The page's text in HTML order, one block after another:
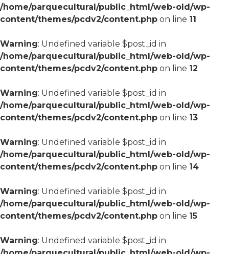
/home/parquecultural/public_html/web-old/wp-
content/themes/pcdv2/content.php on line 11
Warning: Undefined variable $post_id in
/home/parquecultural/public_html/web-old/wp-
content/themes/pcdv2/content.php on line 12
Warning: Undefined variable $post_id in
/home/parquecultural/public_html/web-old/wp-
content/themes/pcdv2/content.php on line 13
Warning: Undefined variable $post_id in
/home/parquecultural/public_html/web-old/wp-
content/themes/pcdv2/content.php on line 14
Warning: Undefined variable $post_id in
/home/parquecultural/public_html/web-old/wp-
content/themes/pcdv2/content.php on line 15
Warning: Undefined variable $post_id in